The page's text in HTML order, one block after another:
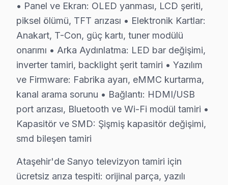
• Ataşehir'de BGA ve SMD Lehimleme Uzmanlığı
Osiloskop, ESR ölçer ve termal kamera ile bozuk
• Yazılım ve Firmware Yükseltmesi
Android, Google televizyon, Tizen, webOS gibi işletim
• Ataşehir'de Sürekli Eğitim Programları
Ataşehir servisimizde modern teknolojilere ayak
» Ekibimiz, her servis işlemini sanatsal bir titizlikle
Ataşehir'de televizyon servis ihtiyacınız için,
Ataşehir Sanyo servis Merkezi
Ataşehir Sanyo uzman ekibimiz, Ataşehir bölge
• Panel ve Ekran: OLED yanması, LCD şeriti,
piksel ölümü, TFT arızası • Elektronik Kartlar:
Anakart, T-Con, güç kartı, tuner modülü
onarımı • Arka Aydınlatma: LED bar değişimi,
inverter tamiri, backlight şerit tamiri • Yazılım
ve Firmware: Fabrika ayarı, eMMC kurtarma,
kanal arama sorunu • Bağlantı: HDMI/USB
port arızası, Bluetooth ve Wi-Fi modül tamiri •
Kapasitör ve SMD: Şişmiş kapasitör değişimi,
smd bileşen tamiri
Ataşehir'de Sanyo televizyon tamiri için
ücretsiz arıza tespiti: orijinal parça, yazılı